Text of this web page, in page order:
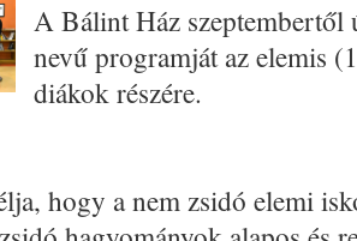
A Bálint Ház
nevű programját az elemis
diákok részére.
hogy a nem zsidó elemi